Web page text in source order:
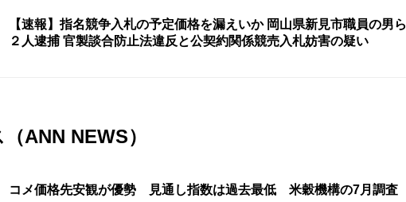
【速報】指名競争入札の予定価格を漏えいか 岡山県新見市職員の男ら
２人逮捕 官製談合防止法違反と公契約関係競売入札妨害の疑い
ANN NEWS）
コメ価格先安観が優勢 見通し指数は過去最低 米穀機構の7月調査